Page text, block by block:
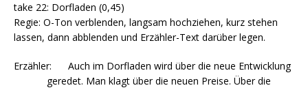
take 22: Dorfladen (0,45)
Regie: O-Ton verblenden, langsam hochziehen, kurz stehen
lassen, dann abblenden und Erzähler-Text darüber legen.
Erzähler: Auch im Dorfladen wird über die neue Entwicklung
geredet. Man klagt über die neuen Preise. Über die